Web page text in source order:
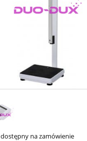
dostępny na zamówienie